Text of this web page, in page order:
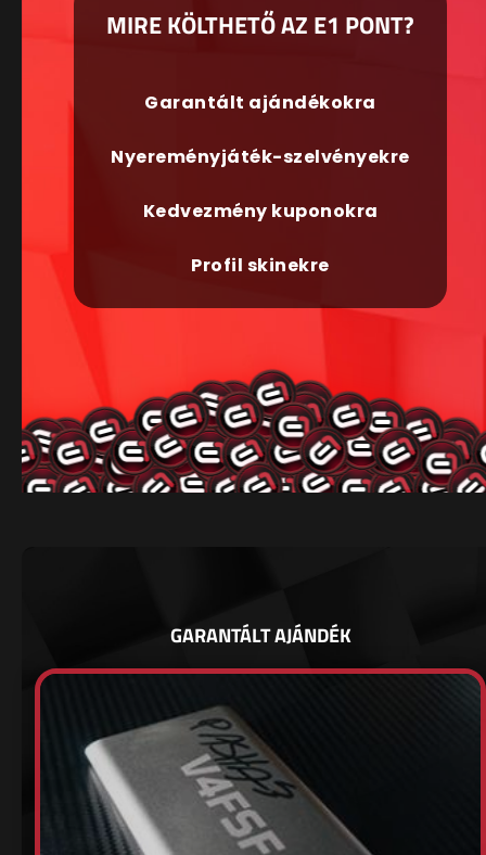
MIRE KÖLTHETŐ AZ E1 PONT?
Garantált ajándékokra
Nyereményjáték-szelvényekre
Kedvezmény kuponokra
Profil skinekre
GARANTÁLT AJÁNDÉK